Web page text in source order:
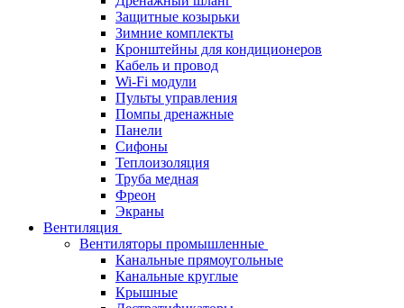
Защитные козырьки
Зимние комплекты
Кронштейны для кондиционеров
Кабель и провод
Wi-Fi модули
Пульты управления
Помпы дренажные
Панели
Сифоны
Теплоизоляция
Труба медная
Фреон
Экраны
Вентиляция
Вентиляторы промышленные
Канальные прямоугольные
Канальные круглые
Крышные